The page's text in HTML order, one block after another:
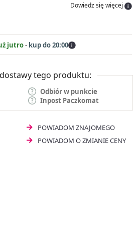
Dowiedz się więcej
jutro- kup do 20:00
tego produktu:
Odbiór w punkcie
Inpost Paczkomat
POWIADOM ZNAJOMEGO
POWIADOM O ZMIANIE CENY